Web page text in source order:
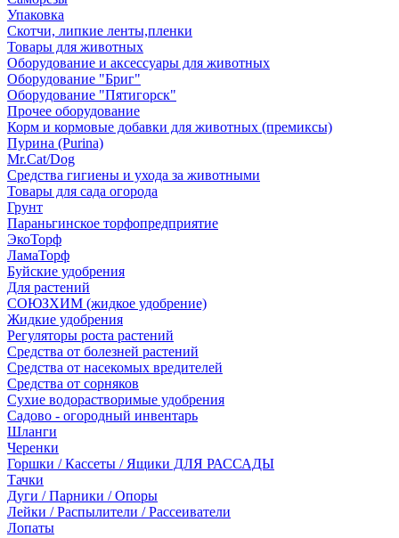
Упаковка
Скотчи, липкие ленты,пленки
Товары для животных
Оборудование и аксессуары для животных
Оборудование "Бриг"
Оборудование "Пятигорск"
Прочее оборудование
Корм и кормовые добавки для животных (премиксы)
Пурина (Purina)
Mr.Cat/Dog
Средства гигиены и ухода за животными
Товары для сада огорода
Грунт
Параньгинское торфопредприятие
ЭкоТорф
ЛамаТорф
Буйские удобрения
Для растений
СОЮЗХИМ (жидкое удобрение)
Жидкие удобрения
Регуляторы роста растений
Средства от болезней растений
Средства от насекомых вредителей
Средства от сорняков
Сухие водорастворимые удобрения
Садово - огородный инвентарь
Шланги
Черенки
Горшки / Кассеты / Ящики ДЛЯ РАССАДЫ
Тачки
Дуги / Парники / Опоры
Лейки / Распылители / Рассеиватели
Лопаты